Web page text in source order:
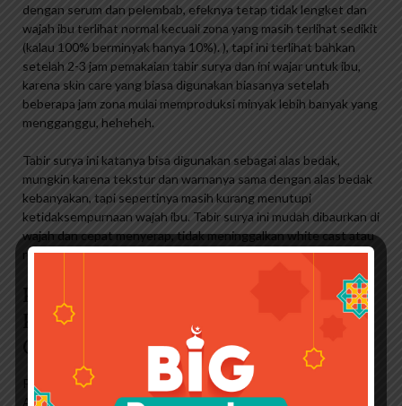
dengan serum dan pelembab, efeknya tetap tidak lengket dan
wajah ibu terlihat normal kecuali zona yang masih terlihat sedikit
(kalau 100% berminyak hanya 10%). ), tapi ini terlihat bahkan
setelah 2-3 jam pemakaian tabir surya dan ini wajar untuk ibu,
karena skin care yang biasa digunakan biasanya setelah
beberapa jam zona mulai memproduksi minyak lebih banyak yang
mengganggu, heheheh.
Tabir surya ini katanya bisa digunakan sebagai alas bedak,
mungkin karena tekstur dan warnanya sama dengan alas bedak
kebanyakan, tapi sepertinya masih kurang menutupi
ketidaksempurnaan wajah ibu. Tabir surya ini mudah dibaurkan di
wajah dan cepat menyerap, tidak meninggalkan white cast atau
residu aneh di wajah. Itu tidak membahayakan kulit Anda.
Parasol Ungu Sunblock Pelindung
Kulit Sinar Matahari Face Sunscreen
Padahal, kunci penggunaan tabir surya adalah seberapa sering
Anda menggunakannya, bukan seberapa banyak tabir surya